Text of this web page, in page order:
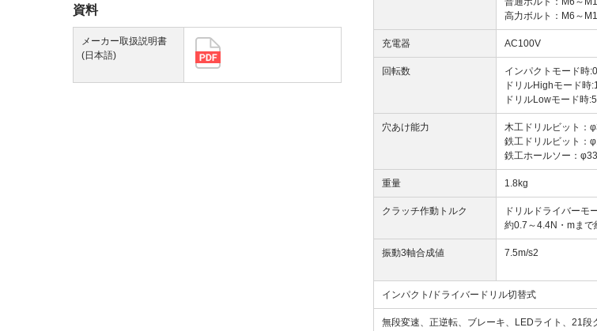
高力ボルト：M6～
充電器 AC100V
回転数
インパクトモード時
ドリルHighモード時
ドリルLowモード時
穴あけ能力
木工ドリルビット：
鉄工ドリルビット：
鉄工ホールソー：
重量 1.8kg
クラッチ作動トルク
ドリルドライバーモ
約0.7～4.4N・mま
振動3軸合成値 7.5m/s2
インパクト/ドライバードリル切替式
無段変速、正逆転、ブレーキ、LEDライト、21段
資料
メーカー取扱説明書
(日本語)